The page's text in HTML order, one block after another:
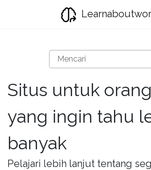
Situs untuk
yang ingin tahu
banyak
Pelajari lebih lanjut tentang